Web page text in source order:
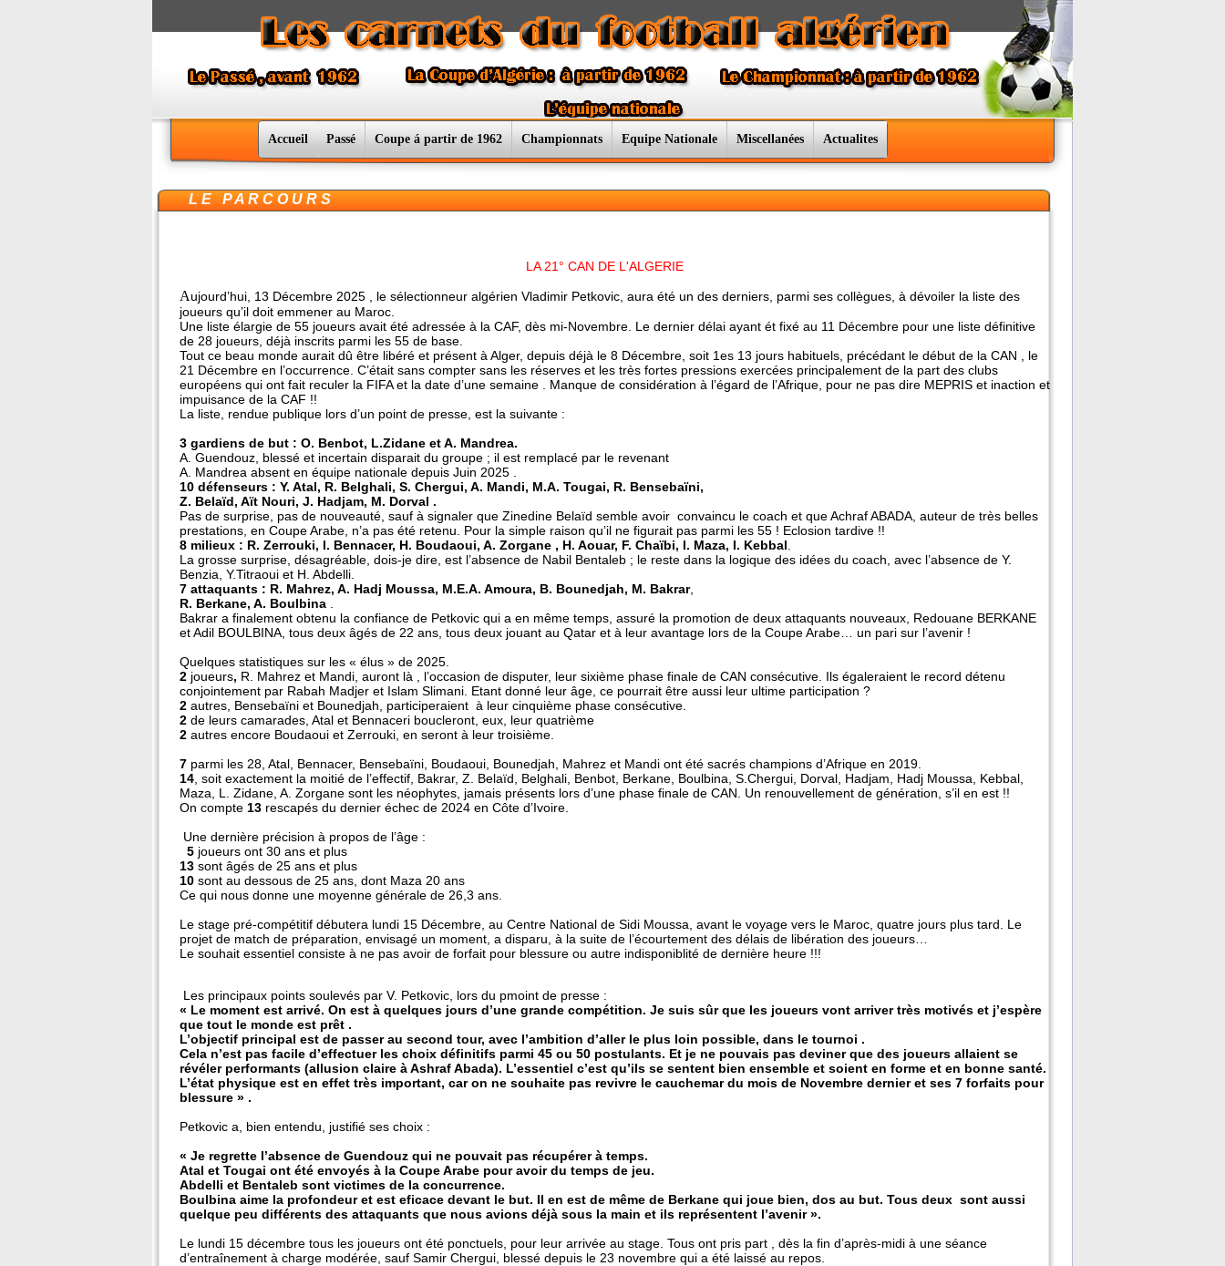
Accueil Passé Coupe á partir de 1962 Championnats Equipe Nationale Miscellanées Actualites
L E P A R C O U R S
LA 21° CAN DE L'ALGERIE
Aujourd’hui, 13 Décembre 2025 , le sélectionneur algérien Vladimir Petkovic, aura été un des derniers, parmi ses collègues, à dévoiler la liste des
joueurs qu’il doit emmener au Maroc.
Une liste élargie de 55 joueurs avait été adressée à la CAF, dès mi-Novembre. Le dernier délai ayant ét fixé au 11 Décembre pour une liste définitive
de 28 joueurs, déjà inscrits parmi les 55 de base.
Tout ce beau monde aurait dû être libéré et présent à Alger, depuis déjà le 8 Décembre, soit 1es 13 jours habituels, précédant le début de la CAN , le
21 Décembre en l’occurrence. C’était sans compter sans les réserves et les très fortes pressions exercées principalement de la part des clubs
européens qui ont fait reculer la FIFA et la date d’une semaine . Manque de considération à l’égard de l’Afrique, pour ne pas dire MEPRIS et inaction et
impuisance de la CAF !!
La liste, rendue publique lors d’un point de presse, est la suivante :
3 gardiens de but : O. Benbot, L.Zidane et A. Mandrea.
A. Guendouz, blessé et incertain disparait du groupe ; il est remplacé par le revenant
A. Mandrea absent en équipe nationale depuis Juin 2025 .
10 défenseurs : Y. Atal, R. Belghali, S. Chergui, A. Mandi, M.A. Tougai, R. Bensebaïni,
Z. Belaïd, Aït Nouri, J. Hadjam, M. Dorval .
Pas de surprise, pas de nouveauté, sauf à signaler que Zinedine Belaïd semble avoir convaincu le coach et que Achraf ABADA, auteur de très belles
prestations, en Coupe Arabe, n’a pas été retenu. Pour la simple raison qu’il ne figurait pas parmi les 55 ! Eclosion tardive !!
8 milieux : R. Zerrouki, I. Bennacer, H. Boudaoui, A. Zorgane , H. Aouar, F. Chaïbi, I. Maza, I. Kebbal
La grosse surprise, désagréable, dois-je dire, est l’absence de Nabil Bentaleb ; le reste dans la logique des idées du coach, avec l’absence de Y.
Benzia, Y.Titraoui et H. Abdelli.
7 attaquants : R. Mahrez, A. Hadj Moussa, M.E.A. Amoura, B. Bounedjah, M. Bakrar,
R. Berkane, A. Boulbina
Bakrar a finalement obtenu la confiance de Petkovic qui a en même temps, assuré la promotion de deux attaquants nouveaux, Redouane BERKANE
et Adil BOULBINA, tous deux âgés de 22 ans, tous deux jouant au Qatar et à leur avantage lors de la Coupe Arabe… un pari sur l’avenir !
Quelques statistiques sur les « élus » de 2025.
2 joueurs, R. Mahrez et Mandi, auront là , l’occasion de disputer, leur sixième phase finale de CAN consécutive. Ils égaleraient le record détenu
conjointement par Rabah Madjer et Islam Slimani. Etant donné leur âge, ce pourrait être aussi leur ultime participation ?
2 autres, Bensebaïni et Bounedjah, participeraient à leur cinquième phase consécutive.
2 de leurs camarades, Atal et Bennaceri boucleront, eux, leur quatrième
2 autres encore Boudaoui et Zerrouki, en seront à leur troisième.
7 parmi les 28, Atal, Bennacer, Bensebaïni, Boudaoui, Bounedjah, Mahrez et Mandi ont été sacrés champions d’Afrique en 2019.
14 , soit exactement la moitié de l’effectif, Bakrar, Z. Belaïd, Belghali, Benbot, Berkane, Boulbina, S.Chergui, Dorval, Hadjam, Hadj Moussa, Kebbal,
Maza, L. Zidane, A. Zorgane sont les néophytes, jamais présents lors d’une phase finale de CAN. Un renouvellement de génération, s’il en est !!
On compte 13 rescapés du dernier échec de 2024 en Côte d’Ivoire.
Une dernière précision à propos de l’âge :
5 joueurs ont 30 ans et plus
13 sont âgés de 25 ans et plus
10 sont au dessous de 25 ans, dont Maza 20 ans
Ce qui nous donne une moyenne générale de 26,3 ans.
Le stage pré-compétitif débutera lundi 15 Décembre, au Centre National de Sidi Moussa, avant le voyage vers le Maroc, quatre jours plus tard. Le
projet de match de préparation, envisagé un moment, a disparu, à la suite de l’écourtement des délais de libération des joueurs…
Le souhait essentiel consiste à ne pas avoir de forfait pour blessure ou autre indisponiblité de dernière heure !!!
Les principaux points soulevés par V. Petkovic, lors du pmoint de presse :
« Le moment est arrivé. On est à quelques jours d’une grande compétition. Je suis sûr que les joueurs vont arriver très motivés et j’espère
que tout le monde est prêt .
L’objectif principal est de passer au second tour, avec l’ambition d’aller le plus loin possible, dans le tournoi .
Cela n’est pas facile d’effectuer les choix définitifs parmi 45 ou 50 postulants. Et je ne pouvais pas deviner que des joueurs allaient se
révéler performants (allusion claire à Ashraf Abada). L’essentiel c’est qu’ils se sentent bien ensemble et soient en forme et en bonne santé.
L’état physique est en effet très important, car on ne souhaite pas revivre le cauchemar du mois de Novembre dernier et ses 7 forfaits pour
blessure » .
Petkovic a, bien entendu, justifié ses choix :
« Je regrette l’absence de Guendouz qui ne pouvait pas récupérer à temps.
Atal et Tougai ont été envoyés à la Coupe Arabe pour avoir du temps de jeu.
Abdelli et Bentaleb sont victimes de la concurrence.
Boulbina aime la profondeur et est eficace devant le but. Il en est de même de Berkane qui joue bien, dos au but. Tous deux sont aussi
quelque peu différents des attaquants que nous avions déjà sous la main et ils représentent l’avenir ».
Le lundi 15 décembre tous les joueurs ont été ponctuels, pour leur arrivée au stage. Tous ont pris part , dès la fin d’après-midi à une séance
d’entraînement à charge modérée, sauf Samir Chergui, blessé depuis le 23 novembre qui a été laissé au repos.